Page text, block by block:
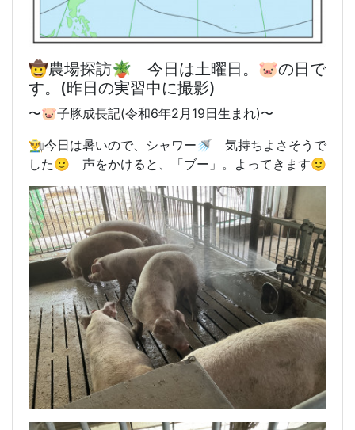
🤠農場探訪🪴 今日は土曜日。🐷の日で
す。(昨日の実習中に撮影)
〜🐷子豚成長記(令和6年2月19日生まれ)〜
👨‍🌾今日は暑いので、シャワー🚿 気持ちよさそうで
した🙂 声をかけると、「ブー」。よってきます🙂